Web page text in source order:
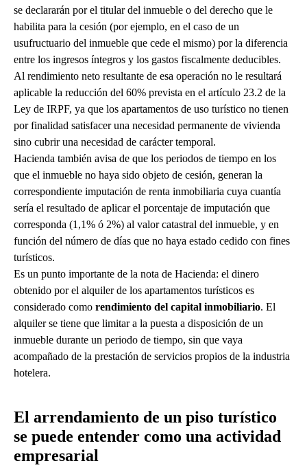
se declararán por el titular del inmueble o del derecho que le
habilita para la cesión (por ejemplo, en el caso de un
usufructuario del inmueble que cede el mismo) por la diferencia
entre los ingresos íntegros y los gastos fiscalmente deducibles.
Al rendimiento neto resultante de esa operación no le resultará
aplicable la reducción del 60% prevista en el artículo 23.2 de la
Ley de IRPF, ya que los apartamentos de uso turístico no tienen
por finalidad satisfacer una necesidad permanente de vivienda
sino cubrir una necesidad de carácter temporal.
Hacienda también avisa de que los periodos de tiempo en los
que el inmueble no haya sido objeto de cesión, generan la
correspondiente imputación de renta inmobiliaria cuya cuantía
sería el resultado de aplicar el porcentaje de imputación que
corresponda (1,1% ó 2%) al valor catastral del inmueble, y en
función del número de días que no haya estado cedido con fines
turísticos.
Es un punto importante de la nota de Hacienda: el dinero
obtenido por el alquiler de los apartamentos turísticos es
considerado como rendimiento del capital inmobiliario. El
alquiler se tiene que limitar a la puesta a disposición de un
inmueble durante un periodo de tiempo, sin que vaya
acompañado de la prestación de servicios propios de la industria
hotelera.
El arrendamiento de un piso turístico
se puede entender como una actividad
empresarial